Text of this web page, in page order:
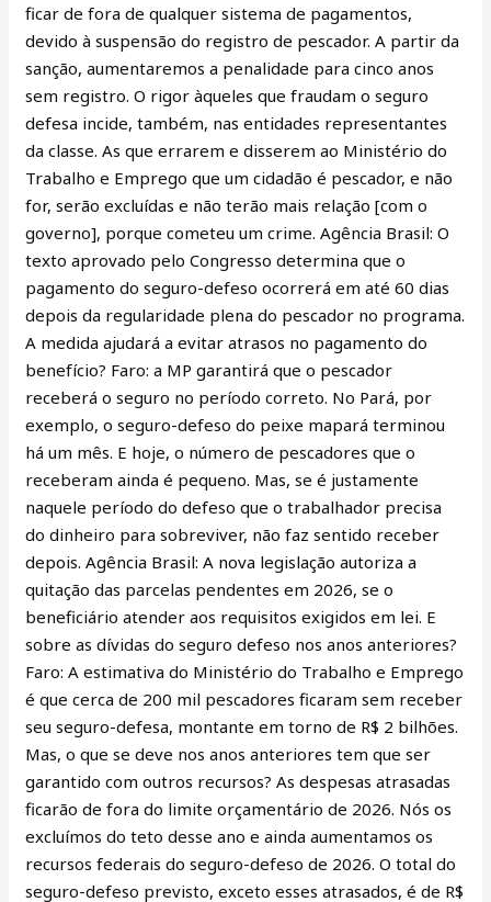
ficar de fora de qualquer sistema de pagamentos,
devido à suspensão do registro de pescador. A partir da
sanção, aumentaremos a penalidade para cinco anos
sem registro. O rigor àqueles que fraudam o seguro
defesa incide, também, nas entidades representantes
da classe. As que errarem e disserem ao Ministério do
Trabalho e Emprego que um cidadão é pescador, e não
for, serão excluídas e não terão mais relação [com o
governo], porque cometeu um crime. Agência Brasil: O
texto aprovado pelo Congresso determina que o
pagamento do seguro-defeso ocorrerá em até 60 dias
depois da regularidade plena do pescador no programa.
A medida ajudará a evitar atrasos no pagamento do
benefício? Faro: a MP garantirá que o pescador
receberá o seguro no período correto. No Pará, por
exemplo, o seguro-defeso do peixe mapará terminou
há um mês. E hoje, o número de pescadores que o
receberam ainda é pequeno. Mas, se é justamente
naquele período do defeso que o trabalhador precisa
do dinheiro para sobreviver, não faz sentido receber
depois. Agência Brasil: A nova legislação autoriza a
quitação das parcelas pendentes em 2026, se o
beneficiário atender aos requisitos exigidos em lei. E
sobre as dívidas do seguro defeso nos anos anteriores?
Faro: A estimativa do Ministério do Trabalho e Emprego
é que cerca de 200 mil pescadores ficaram sem receber
seu seguro-defesa, montante em torno de R$ 2 bilhões.
Mas, o que se deve nos anos anteriores tem que ser
garantido com outros recursos? As despesas atrasadas
ficarão de fora do limite orçamentário de 2026. Nós os
excluímos do teto desse ano e ainda aumentamos os
recursos federais do seguro-defeso de 2026. O total do
seguro-defeso previsto, exceto esses atrasados, é de R$